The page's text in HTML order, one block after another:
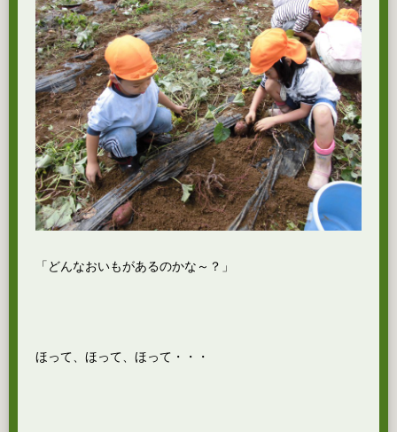
「どんなおいもがあるのかな～？」
ほって、ほって、ほって・・・